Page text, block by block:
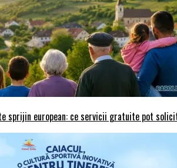
sprijin european: ce servicii gratuite pot